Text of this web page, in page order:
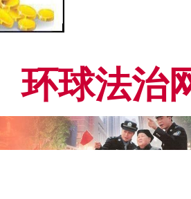
环球法治